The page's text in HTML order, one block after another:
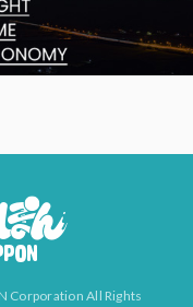
Corporation All Rights